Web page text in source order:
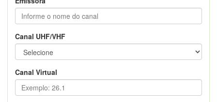
Canal UHF/VHF
Canal Virtual